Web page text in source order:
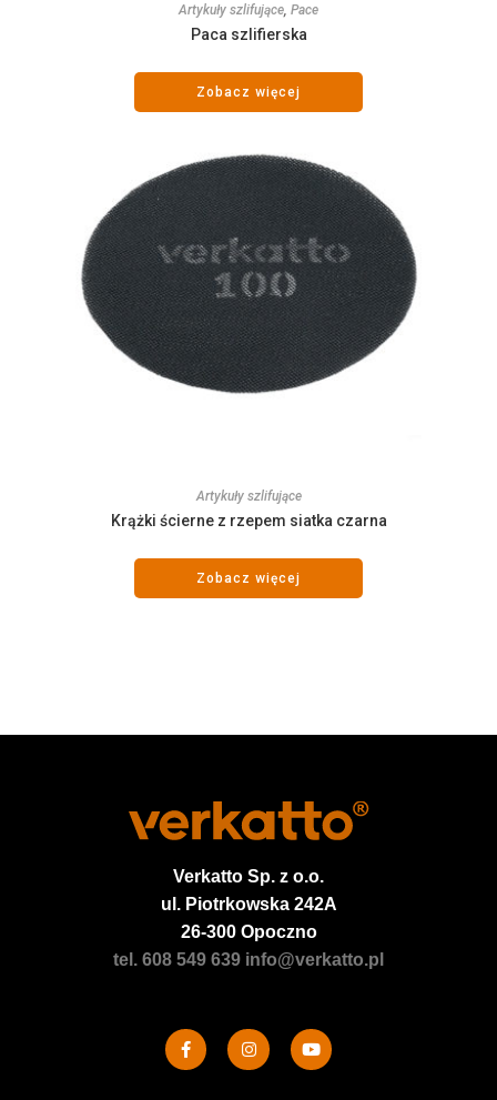
Artykuły szlifujące Pace
Paca szlifierska
Zobacz więcej
Artykuły szlifujące
Krążki ścierne z rzepem siatka czarna
Zobacz więcej
Verkatto Sp. z o.o.
ul. Piotrkowska 242A
26-300 Opoczno
tel. 608 549 639 info@verkatto.pl